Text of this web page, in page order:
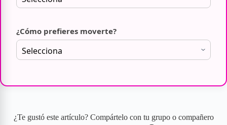
¿Cómo prefieres moverte?
¿Te gustó este artículo? Compártelo con tu grupo o compañero